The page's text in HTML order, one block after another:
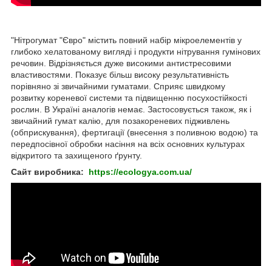
"Нітрогумат "Євро" містить повний набір мікроелементів у
глибоко хелатованому вигляді і продукти нітрування гумінових
речовин. Відрізняється дуже високими антистресовими
властивостями. Показує більш високу результативність
порівняно зі звичайними гуматами. Сприяє швидкому
розвитку кореневої системи та підвищенню посухостійкості
рослин. В Україні аналогів немає. Застосовується також, як і
звичайний гумат калію, для позакореневих підживлень
(обприскування), фертигації (внесення з поливною водою) та
передпосівної обробки насіння на всіх основних культурах
відкритого та захищеного ґрунту.
Сайт виробника: https://ecologya.com.ua/